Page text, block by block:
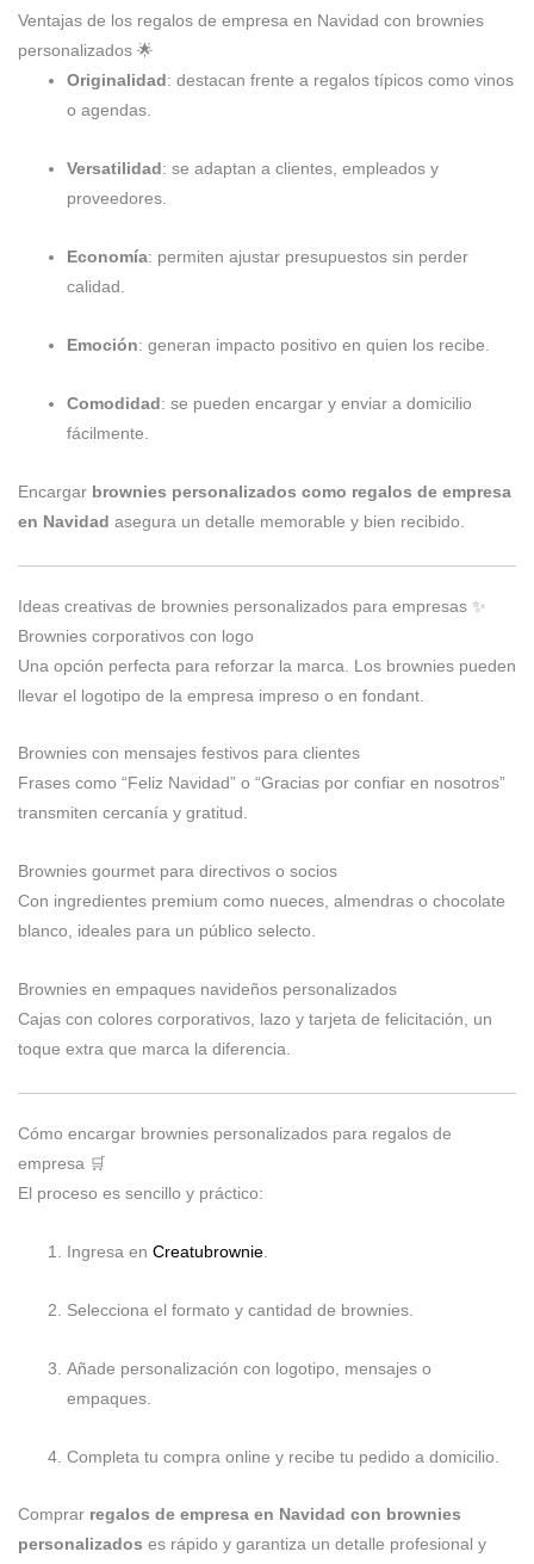
Ventajas de los regalos de empresa en Navidad con brownies
personalizados 🌟
Originalidad : destacan frente a regalos típicos como vinos
o agendas.
Versatilidad : se adaptan a clientes, empleados y
proveedores.
Economía: permiten ajustar presupuestos sin perder
calidad.
Emoción: generan impacto positivo en quien los recibe.
Comodidad : se pueden encargar y enviar a domicilio
fácilmente.
Encargar brownies personalizados como regalos de empresa
en Navidad asegura un detalle memorable y bien recibido.
Ideas creativas de brownies personalizados para empresas ✨
Brownies corporativos con logo
Una opción perfecta para reforzar la marca. Los brownies pueden
llevar el logotipo de la empresa impreso o en fondant.
Brownies con mensajes festivos para clientes
Frases como “Feliz Navidad” o “Gracias por confiar en nosotros”
transmiten cercanía y gratitud.
Brownies gourmet para directivos o socios
Con ingredientes premium como nueces, almendras o chocolate
blanco, ideales para un público selecto.
Brownies en empaques navideños personalizados
Cajas con colores corporativos, lazo y tarjeta de felicitación, un
toque extra que marca la diferencia.
Cómo encargar brownies personalizados para regalos de
empresa 🛒
El proceso es sencillo y práctico:
Ingresa enCreatubrownie
Selecciona el formato y cantidad de brownies.
Añade personalización con logotipo, mensajes o
empaques.
Completa tu compra online y recibe tu pedido a domicilio.
Comprar regalos de empresa en Navidad con brownies
personalizados es rápido y garantiza un detalle profesional y